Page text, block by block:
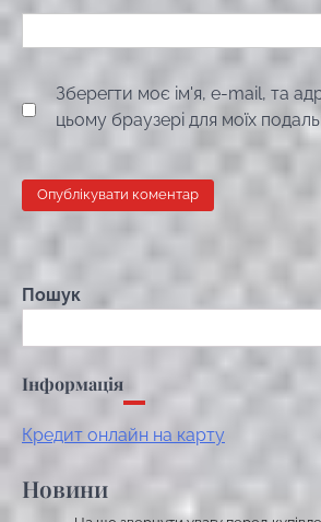
Зберегти моє ім'я, e-mail, та
цьому браузері для моїх
Пошук
Інформація
Кредит онлайн на карту
Новини